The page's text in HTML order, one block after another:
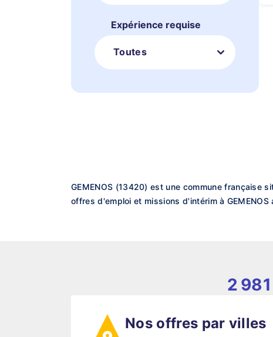
Expérience requise
Toutes
GEMENOS (13420) est une commune française
offres d'emploi et missions d'intérim à GEMENOS
2 981
Nos offres par villes